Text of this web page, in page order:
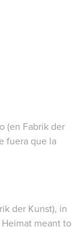
(en Fabrik der
fuera que la
der Kunst), in
Heimatmeant to